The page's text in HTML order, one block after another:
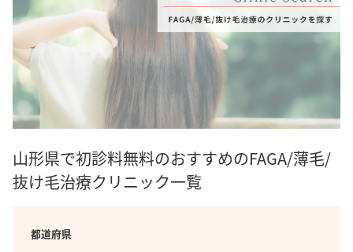
山形県で初診料無料のおすすめのFAGA/薄毛/
抜け毛治療クリニック一覧
都道府県